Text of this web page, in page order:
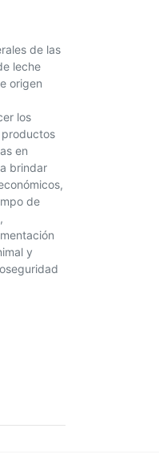
de las
leche
origen
los
en
brindar
de
y